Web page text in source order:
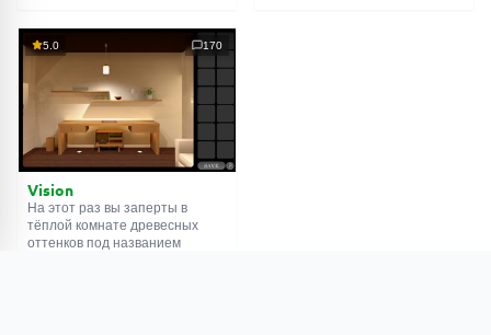
5.0 170
Vision
На этот раз вы заперты в
тёплой комнате древесных
оттенков под названием